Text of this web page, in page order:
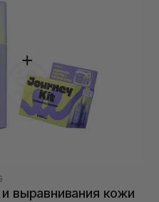
выравнивания кожи